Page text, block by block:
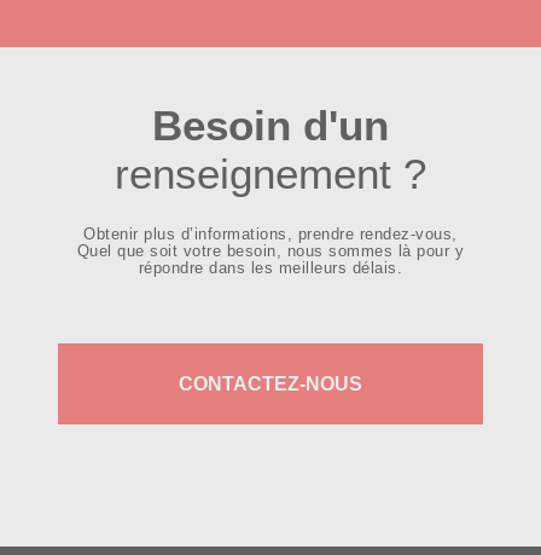
Besoin d'un
renseignement ?
Obtenir plus d’informations, prendre rendez-vous,
Quel que soit votre besoin, nous sommes là pour y
répondre dans les meilleurs délais.
CONTACTEZ-NOUS